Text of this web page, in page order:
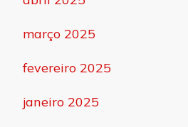
março 2025
fevereiro 2025
janeiro 2025